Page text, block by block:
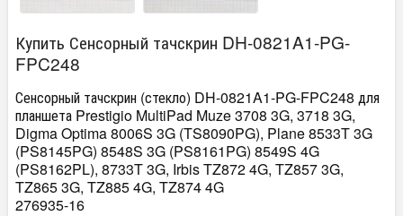
Купить Сенсорный тачскрин DH-0821A1-PG-
FPC248
Сенсорный тачскрин (стекло) DH-0821A1-PG-FPC248 для
планшета Prestigio MultiPad Muze 3708 3G, 3718 3G,
Digma Optima 8006S 3G (TS8090PG), Plane 8533T 3G
(PS8145PG) 8548S 3G (PS8161PG) 8549S 4G
(PS8162PL), 8733T 3G, Irbis TZ872 4G, TZ857 3G,
TZ865 3G, TZ885 4G, TZ874 4G
276935-16